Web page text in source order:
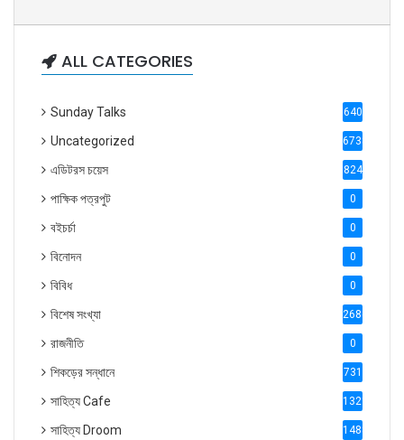
ALL CATEGORIES
Sunday Talks 640
Uncategorized 6738
এডিটরস চয়েস 824
পাক্ষিক পত্রপুট 0
বইচর্চা 0
বিনোদন 0
বিবিধ 0
বিশেষ সংখ্যা 2686
রাজনীতি 0
শিকড়ের সন্ধানে 731
সাহিত্য Cafe 1321
সাহিত্য Droom 1488